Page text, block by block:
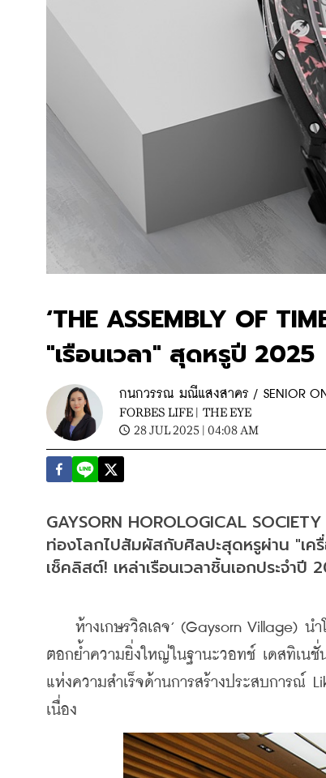
‘THE ASSEMBLY OF
"เรือนเวลา" สุดหรูปี 2025
กนกวรรณ มณีแสงสาคร / SENIOR
FORBES LIFE | THE EYE
28 JUL 2025 | 04:08 AM
GAYSORN HOROLOGICAL
ท่องโลกไปสัมผัสกับศิลปะสุดหรูผ่าน "เครื่
เช็คลิสต์! เหล่าเรือนเวลาชิ้นเอกประจำ
ห้างเกษรวิลเลจ’ (Gaysorn Village) นำ
ตอกย้ำความยิ่งใหญ่ในฐานะวอทช์ เดสทิเนชั่
แห่งความสำเร็จด้านการสร้างประสบการณ์
เนื่อง